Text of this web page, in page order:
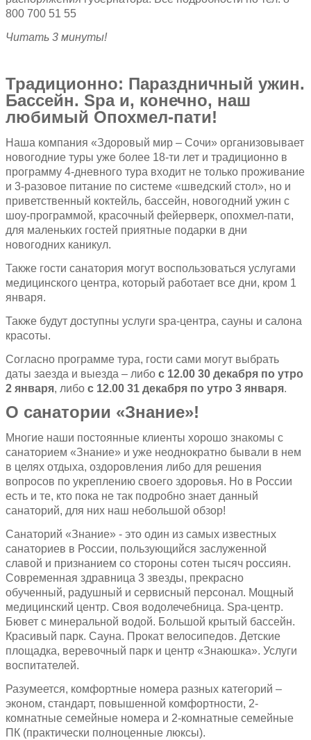
800 700 51 55
Читать 3 минуты!
Традиционно: Параздничный ужин.
Бассейн. Spa и, конечно, наш
любимый Опохмел-пати!
Наша компания «Здоровый мир – Сочи» организовывает
новогодние туры уже более 18-ти лет и традиционно в
программу 4-дневного тура входит не только проживание
и 3-разовое питание по системе «шведский стол», но и
приветственный коктейль, бассейн, новогодний ужин с
шоу-программой, красочный фейерверк, опохмел-пати,
для маленьких гостей приятные подарки в дни
новогодних каникул.
Также гости санатория могут воспользоваться услугами
медицинского центра, который работает все дни, кром 1
января.
Также будут доступны услуги spa-центра, сауны и салона
красоты.
Согласно программе тура, гости сами могут выбрать
даты заезда и выезда – либо с 12.00 30 декабря по утро
2 января, либо с 12.00 31 декабря по утро 3 января.
О санатории «Знание»!
Многие наши постоянные клиенты хорошо знакомы с
санаторием «Знание» и уже неоднократно бывали в нем
в целях отдыха, оздоровления либо для решения
вопросов по укреплению своего здоровья. Но в России
есть и те, кто пока не так подробно знает данный
санаторий, для них наш небольшой обзор!
Санаторий «Знание» - это один из самых известных
санаториев в России, пользующийся заслуженной
славой и признанием со стороны сотен тысяч россиян.
Современная здравница 3 звезды, прекрасно
обученный, радушный и сервисный персонал. Мощный
медицинский центр. Своя водолечебница. Spa-центр.
Бювет с минеральной водой. Большой крытый бассейн.
Красивый парк. Сауна. Прокат велосипедов. Детские
площадка, веревочный парк и центр «Знаюшка». Услуги
воспитателей.
Разумеется, комфортные номера разных категорий –
эконом, стандарт, повышенной комфортности, 2-
комнатные семейные номера и 2-комнатные семейные
ПК (практически полноценные люксы).